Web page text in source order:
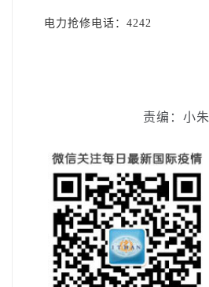
电力抢修电话：4242
责编：小朱